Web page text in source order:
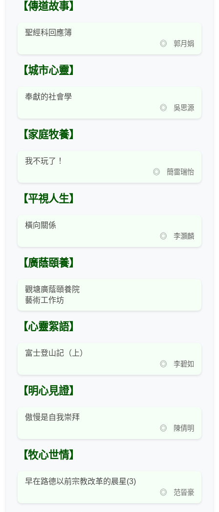
【傳道故事】
聖經科回應簿
◎ 郭月娟
【城市心靈】
奉獻的社會學
◎ 吳思源
【家庭牧養】
我不玩了！
◎ 簡雷瑞怡
【平視人生】
橫向關係
◎ 李灝麟
【廣蔭頤養】
觀塘廣蔭頤養院
藝術工作坊
【心靈絮語】
富士登山記（上）
◎ 李碧如
【明心見證】
傲慢是自我崇拜
◎ 陳倩明
【牧心世情】
早在路德以前宗教改革的晨星(3)
◎ 范晉豪